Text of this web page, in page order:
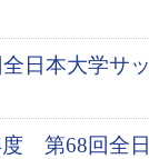
全日本大学サ
度 第68回全